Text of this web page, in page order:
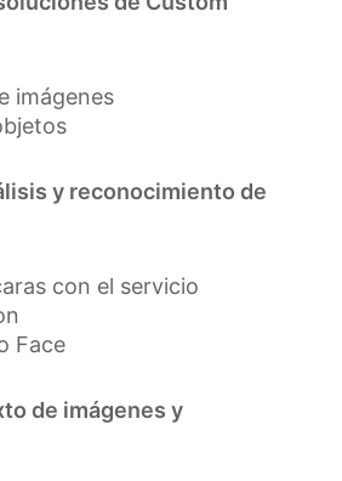
imágenes
y reconocimiento de
con el servicio
Face
de imágenes y